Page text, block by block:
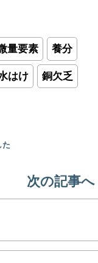
量要素 養分
はけ 銅欠乏
た
次の記事へ